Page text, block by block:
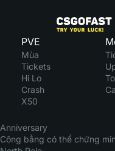
PVE
Mùa
Tickets
Hi Lo
Crash
X50
Anniversary
Công bằng có thể chứng